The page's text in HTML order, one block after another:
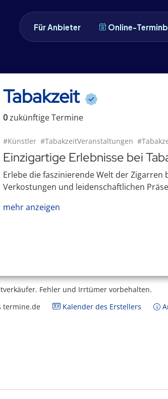
Für Anbieter Online-
Tabakzeit
0zukünftigeTermine
#Künstler #TabakzeitVeranstaltungen
Einzigartige Erlebnisse bei
Erlebe die faszinierende Welt der
Verkostungen und leidenschaftlichen
mehr anzeigen
Fehler und Irrtümer vorbehalten.
termine.de
Kalender des Erstellers